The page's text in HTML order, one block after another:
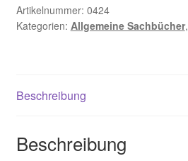
Baumfrau
Menge
Artikelnummer: 0424
Kategorien: Allgemeine Sachbücher,
Beschreibung
Beschreibung